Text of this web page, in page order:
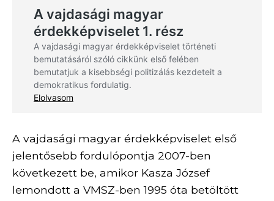
A vajdasági magyar érdekképviselet első
jelentősebb fordulópontja 2007-ben
következett be, amikor Kasza József
lemondott a VMSZ-ben 1995 óta betöltött